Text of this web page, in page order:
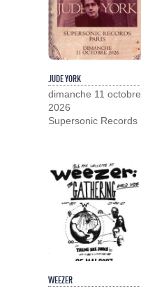
JUDE YORK
dimanche 11 octobre
2026
Supersonic Records
WEEZER